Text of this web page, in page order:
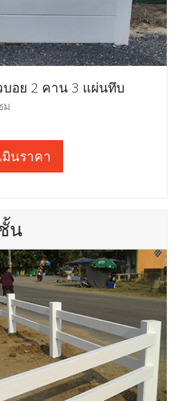
บอย 2 คาน 3 แผ่นทึบ
ม
มินราคา
น